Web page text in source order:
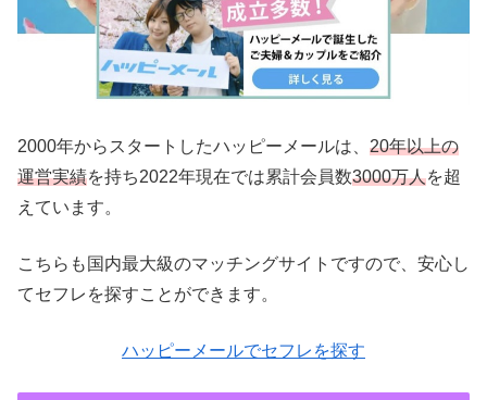
2000年からスタートしたハッピーメールは、 20年以上の
運営実績を持ち2022年現在では累計会員数3000万人を超
えています。
こちらも国内最大級のマッチングサイトですので、安心し
てセフレを探すことができます。
ハッピーメールでセフレを探す